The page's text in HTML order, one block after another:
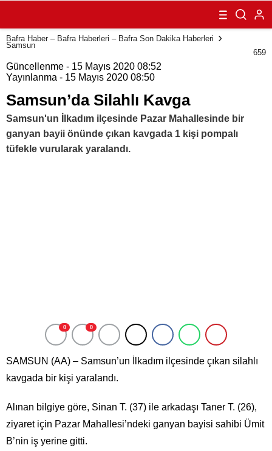
Bafra Haber – Bafra Haberleri – Bafra Son Dakika Haberleri
Samsun
659
Güncellenme - 15 Mayıs 2020 08:52
Yayınlanma - 15 Mayıs 2020 08:50
Samsun’da Silahlı Kavga
Samsun'un İlkadım ilçesinde Pazar Mahallesinde bir
ganyan bayii önünde çıkan kavgada 1 kişi pompalı
tüfekle vurularak yaralandı.
0 0
SAMSUN (AA) – Samsun’un İlkadım ilçesinde çıkan silahlı
kavgada bir kişi yaralandı.
Alınan bilgiye göre, Sinan T. (37) ile arkadaşı Taner T. (26),
ziyaret için Pazar Mahallesi’ndeki ganyan bayisi sahibi Ümit
B’nin iş yerine gitti.